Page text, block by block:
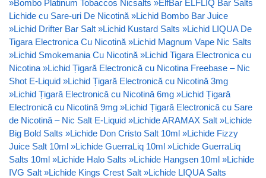
»Bombo Platinum Tobaccos Nicsalts »ElfBar ELFLIQ Bar Salts
Lichide cu Sare-uri De Nicotină »Lichid Bombo Bar Juice
»Lichid Drifter Bar Salt »Lichid Kustard Salts »Lichid LIQUA De
Tigara Electronica Cu Nicotină »Lichid Magnum Vape Nic Salts
»Lichid Smokemania Cu Nicotină »Lichid Tigara Electronica cu
Nicotina »Lichid Țigară Electronică cu Nicotina Freebase – Nic
Shot E-Liquid »Lichid Țigară Electronică cu Nicotină 3mg
»Lichid Țigară Electronică cu Nicotină 6mg »Lichid Țigară
Electronică cu Nicotină 9mg »Lichid Țigară Electronică cu Sare
de Nicotină – Nic Salt E-Liquid »Lichide ARAMAX Salt »Lichide
Big Bold Salts »Lichide Don Cristo Salt 10ml »Lichide Fizzy
Juice Salt 10ml »Lichide GuerraLiq 10ml »Lichide GuerraLiq
Salts 10ml »Lichide Halo Salts »Lichide Hangsen 10ml »Lichide
IVG Salt »Lichide Kings Crest Salt »Lichide LIQUA Salts